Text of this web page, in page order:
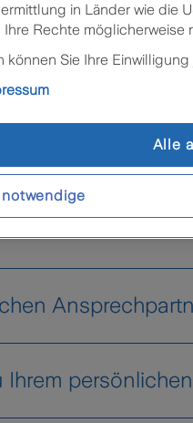
läuft bei Zurich
in Länder wie die
Rechte möglicherweise
Sie Ihre
Alle